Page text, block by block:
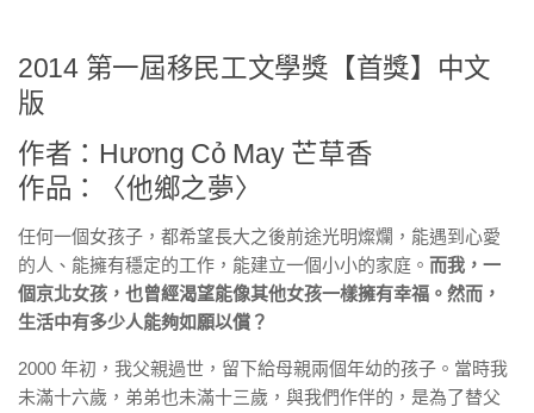
2014 第一屆移民工文學獎【首獎】中文
版
作者：Hương Cỏ May 芒草香
作品：〈他鄉之夢〉
任何一個女孩子，都希望長大之後前途光明燦爛，能遇到心愛
的人、能擁有穩定的工作，能建立一個小小的家庭。 而我，一
個京北女孩，也曾經渴望能像其他女孩一樣擁有幸福。然而，
生活中有多少人能夠如願以償？
2000 年初，我父親過世，留下給母親兩個年幼的孩子。當時我
未滿十六歲，弟弟也未滿十三歲，與我們作伴的，是為了替父